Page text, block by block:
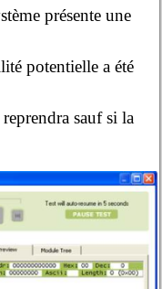
présente une
potentielle a été
sauf si la